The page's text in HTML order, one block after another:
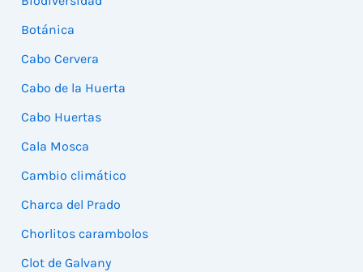
Botánica
Cabo Cervera
Cabo de la Huerta
Cabo Huertas
Cala Mosca
Cambio climático
Charca del Prado
Chorlitos carambolos
Clot de Galvany